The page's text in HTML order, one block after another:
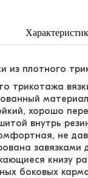
из плотного
трикотажа
материал
хорошо
внутрь
не
завязками
книзу
боковых